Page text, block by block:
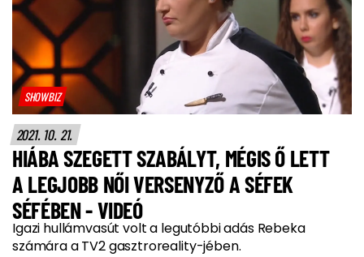
SHOWBIZ
2021. 10. 21.
HIÁBA SZEGETT SZABÁLYT, MÉGIS Ő LETT
A LEGJOBB NŐI VERSENYZŐ A SÉFEK
SÉFÉBEN - VIDEÓ
Igazi hullámvasút volt a legutóbbi adás Rebeka
számára a TV2 gasztroreality-jében.